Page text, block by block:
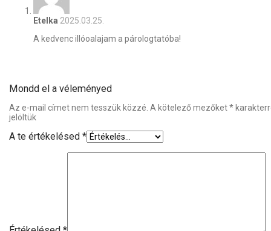
Etelka 2025.03.25.
A kedvenc illóoalajam a párologtatóba!
Mondd el a véleményed
Az e-mail címet nem tesszük közzé. A kötelező mezőket*
jelöltük
A te értékelésed *